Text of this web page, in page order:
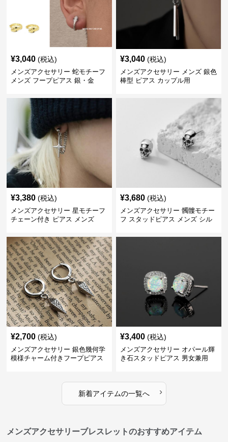
¥3,040 (税込)
メンズアクセサリー 蛇モチーフ
メンズ フープピアス 銀・金
¥3,040 (税込)
メンズアクセサリー メンズ 銀色
棒型 ピアス カップル用
¥3,380 (税込)
メンズアクセサリー 星モチーフ
チェーン付き ピアス メンズ
¥3,680 (税込)
メンズアクセサリー 髑髏モチー
フ スタッドピアス メンズ シル
¥2,700 (税込)
メンズアクセサリー 銀色幾何学
模様チャーム付きフープピアス
¥3,400 (税込)
メンズアクセサリー オパール輝
き石スタッドピアス 男女兼用
新着アイテムの一覧へ ›
メンズアクセサリーブレスレットのおすすめアイテム